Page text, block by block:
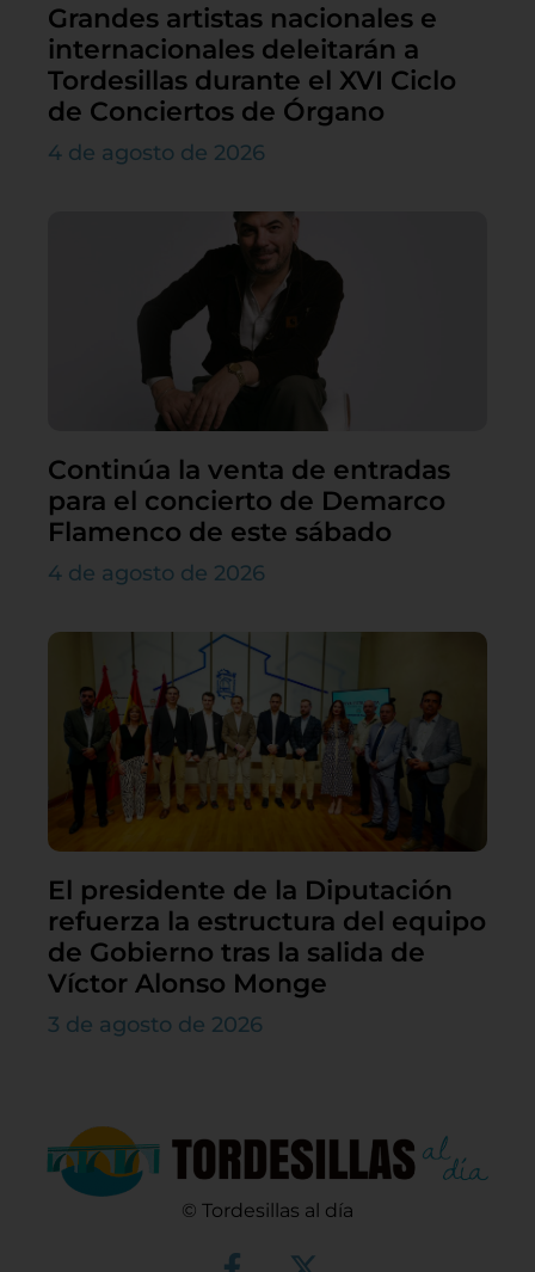
Grandes artistas nacionales e
internacionales deleitarán a
Tordesillas durante el XVI Ciclo
de Conciertos de Órgano
4 de agosto de 2026
Continúa la venta de entradas
para el concierto de Demarco
Flamenco de este sábado
4 de agosto de 2026
El presidente de la Diputación
refuerza la estructura del equipo
de Gobierno tras la salida de
Víctor Alonso Monge
3 de agosto de 2026
© Tordesillas al día